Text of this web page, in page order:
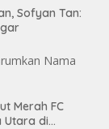
Sofyan Tan:
Merah FC
Utara di